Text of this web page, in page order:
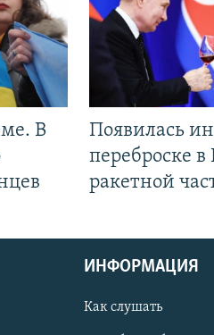
В
Появилась
переброске в
ракетной
ИНФОРМАЦИЯ
Как слушать